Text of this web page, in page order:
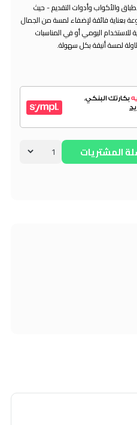
والأكواب وأدوات التقديم - حيث
بعناية فائقة لإضفاء لمسة من الجمال
للاستخدام اليومي أو في المناسبات
لمسة أنيقة بكل سهولة.
المشتريات